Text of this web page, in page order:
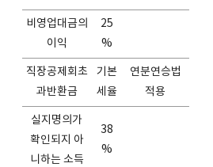
비영업대금의
이익
25
%
직장공제회초
과반환금
기본
세율
연분연승법
적용
실지명의가
확인되지 아
니하는 소득
38
%